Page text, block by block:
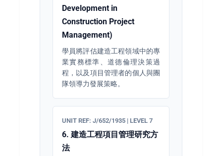
Development in
Construction Project
Management)
學員將評估建造工程領域中的專
業實務標準、道德倫理決策過
程，以及項目管理者的個人與團
隊領導力發展策略。
UNIT REF: J/652/1935 | LEVEL 7
6. 建造工程項目管理研究方
法